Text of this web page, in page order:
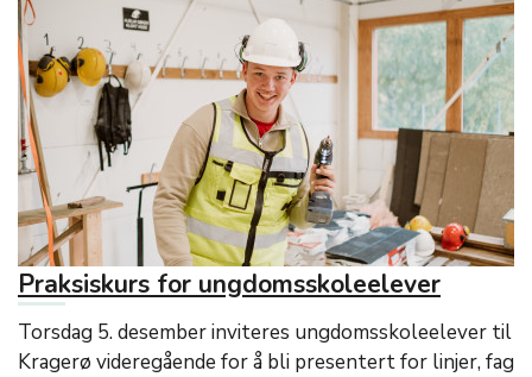
Praksiskurs for ungdomsskoleelever
Torsdag 5. desember inviteres ungdomsskoleelever til
Kragerø videregående for å bli presentert for linjer, fag